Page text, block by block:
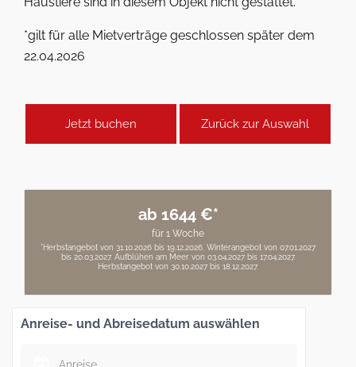
*gilt für alle Mietverträge geschlossen später dem
22.04.2026
Jetzt buchen Zurück zur Auswahl
ab 1644 €*
für 1 Woche
*Herbstangebot von 31.10.2026 bis 19.12.2026. Winterangebot von 07.01.2027
bis 20.03.2027. Aufblühen am Meer von 03.04.2027 bis 17.04.2027.
Herbstangebot von 30.10.2027 bis 18.12.2027.
Anreise- und Abreisedatum auswählen